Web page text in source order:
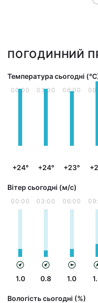
ПОГОДИННИЙ
Температура сьогодні
00:00
+24°
03:00
+24°
06:00
+23°
Вітер сьогодні (м/с)
00:00
1.0
03:00
0.8
06:00
1.0
Вологість сьогодні (%)